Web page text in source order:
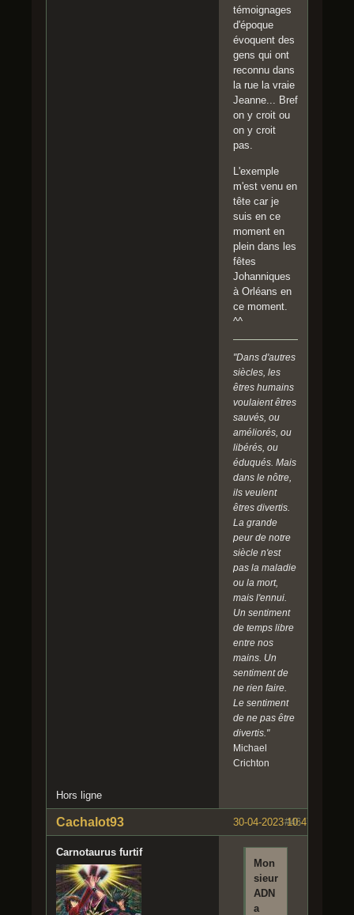
témoignages
d'époque
évoquent des
gens qui ont
reconnu dans
la rue la vraie
Jeanne... Bref
on y croit ou
on y croit
pas.
L'exemple
m'est venu en
tête car je
suis en ce
moment en
plein dans les
fêtes
Johanniques
à Orléans en
ce moment.
^^
"Dans d'autres
siècles, les
êtres humains
voulaient êtres
sauvés, ou
améliorés, ou
libérés, ou
éduqués. Mais
dans le nôtre,
ils veulent
êtres divertis.
La grande
peur de notre
siècle n'est
pas la maladie
ou la mort,
mais l'ennui.
Un sentiment
de temps libre
entre nos
mains. Un
sentiment de
ne rien faire.
Le sentiment
de ne pas être
divertis."
Michael
Crichton
Hors ligne
#46
30-04-2023 10:47:09
Cachalot93
Carnotaurus furtif
Mon
sieur
ADN
a